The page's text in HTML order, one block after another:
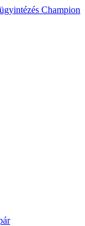
Champion